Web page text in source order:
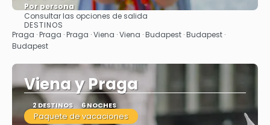
Por persona
Ver
Consultar las opciones de salida
DESTINOS
Praga · Praga · Praga · Viena · Viena · Budapest · Budapest ·
Budapest
Viena y Praga
2 DESTINOS 6 NOCHES
Paquete de vacaciones